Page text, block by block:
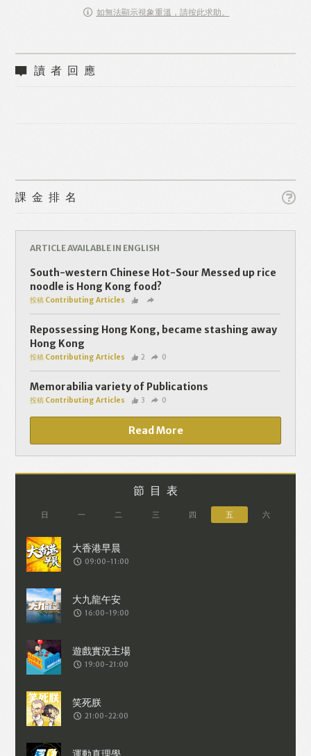
Like Facebook
WhatsApp
如無法顯示視象重溫，請按此求助。
讀者回應
課金排名
ARTICLE AVAILABLE IN ENGLISH
South-western Chinese Hot-Sour Messed up rice
noodle is Hong Kong food?
投稿 Contributing Articles
Repossessing Hong Kong, became stashing away
Hong Kong
投稿 Contributing Articles 2 0
Memorabilia variety of Publications
投稿 Contributing Articles 3 0
Read More
節目表
日 一 二 三 四 五 六
09:00-11:00
16:00-19:00
19:00-21:00
21:00-22:00